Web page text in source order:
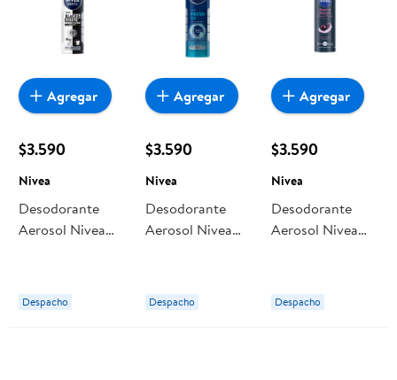
$3.590
Nivea
Desodorante
Aerosol Nivea
Despacho
Agregar
$3.590
Nivea
Desodorante
Aerosol Nivea
Despacho
Agregar
$3.590
Nivea
Desodorante
Aerosol Nivea
Despacho
Agregar